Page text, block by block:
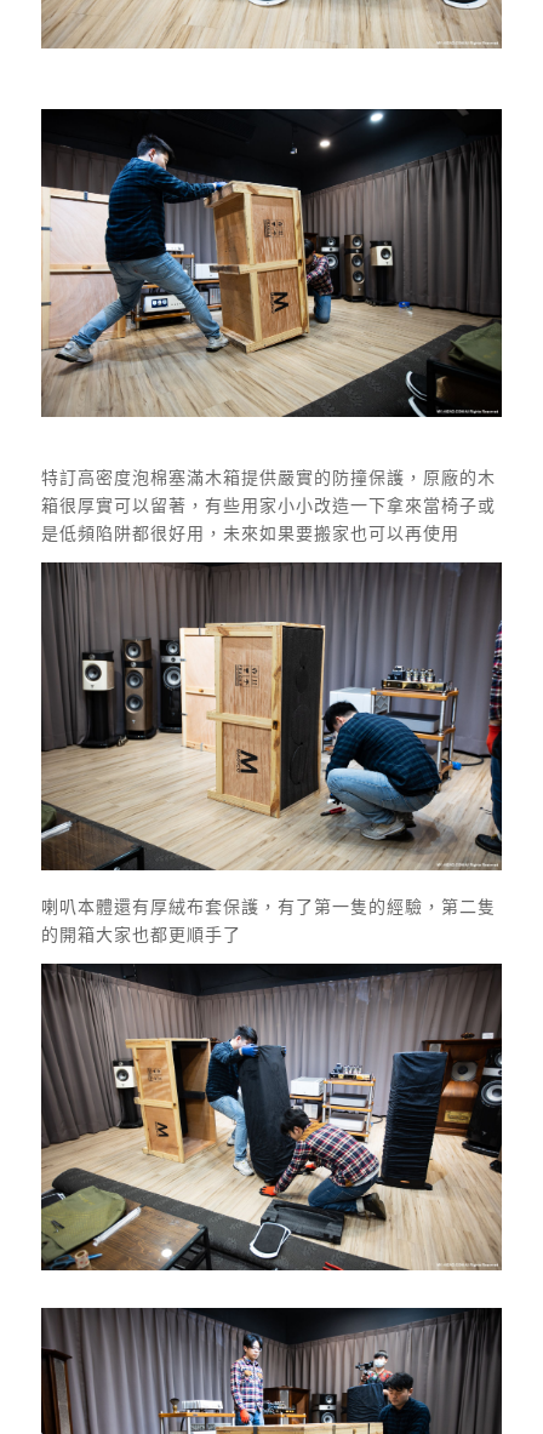
特訂高密度泡棉塞滿木箱提供嚴實的防撞保護，原廠的木
箱很厚實可以留著，有些用家小小改造一下拿來當椅子或
是低頻陷阱都很好用，未來如果要搬家也可以再使用
喇叭本體還有厚絨布套保護，有了第一隻的經驗，第二隻
的開箱大家也都更順手了